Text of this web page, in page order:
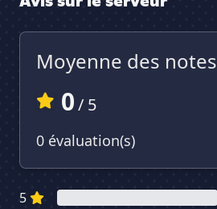
Moyenne des notes
0/ 5
0 évaluation(s)
5